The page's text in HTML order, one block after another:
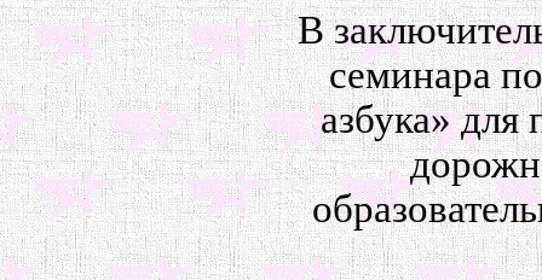
В
семинара
азбука» для